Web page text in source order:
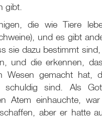
gibt.
die wie Tiere
und es gibt
sie dazu bestimmt
und die erkennen,
Wesen gemacht hat,
schuldig sind. Als
Atem einhauchte,
aber er hatte